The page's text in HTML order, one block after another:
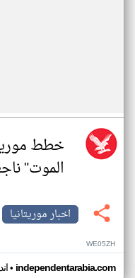
خطط
الموت"
اخبار موريتانيا
WE05ZH
• independentarabia.com